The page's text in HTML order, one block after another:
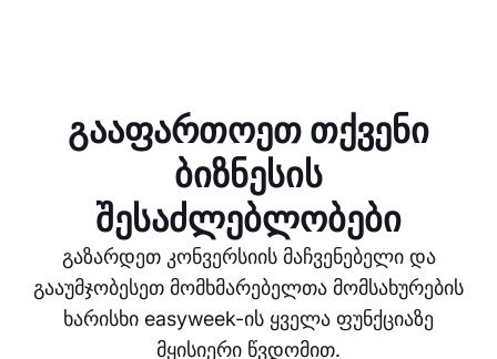
დაგეხმაროთ დაყენებაში, პრობლემების
აღმოფხვრაში ან ნებისმიერ კითხვაზე, რომელიც
easyweek-ის გამოყენებისას შეიძლება გაგიჩნდეთ.
გააფართოეთ თქვენი
ბიზნესის
შესაძლებლობები
გაზარდეთ კონვერსიის მაჩვენებელი და
გააუმჯობესეთ მომხმარებელთა მომსახურების
ხარისხი easyweek-ის ყველა ფუნქციაზე
მყისიერი წვდომით.